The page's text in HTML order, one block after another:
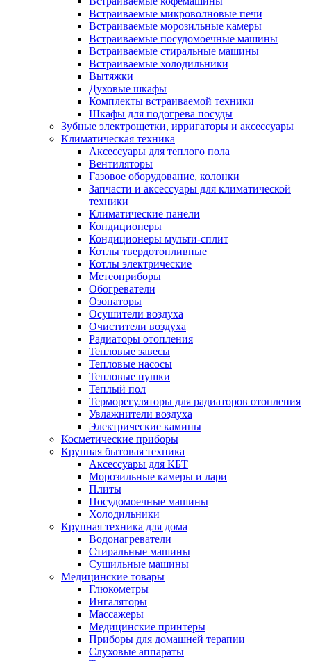
Встраиваемые микроволновые печи
Встраиваемые морозильные камеры
Встраиваемые посудомоечные машины
Встраиваемые стиральные машины
Встраиваемые холодильники
Вытяжки
Духовые шкафы
Комплекты встраиваемой техники
Шкафы для подогрева посуды
Зубные электрощетки, ирригаторы и аксессуары
Климатическая техника
Аксессуары для теплого пола
Вентиляторы
Газовое оборудование, колонки
Запчасти и аксессуары для климатической
техники
Климатические панели
Кондиционеры
Кондиционеры мульти-сплит
Котлы твердотопливные
Котлы электрические
Метеоприборы
Обогреватели
Озонаторы
Осушители воздуха
Очистители воздуха
Радиаторы отопления
Тепловые завесы
Тепловые насосы
Тепловые пушки
Теплый пол
Терморегуляторы для радиаторов отопления
Увлажнители воздуха
Электрические камины
Косметические приборы
Крупная бытовая техника
Аксессуары для КБТ
Морозильные камеры и лари
Плиты
Посудомоечные машины
Холодильники
Крупная техника для дома
Водонагреватели
Стиральные машины
Сушильные машины
Медицинские товары
Глюкометры
Ингаляторы
Массажеры
Медицинские принтеры
Приборы для домашней терапии
Слуховые аппараты